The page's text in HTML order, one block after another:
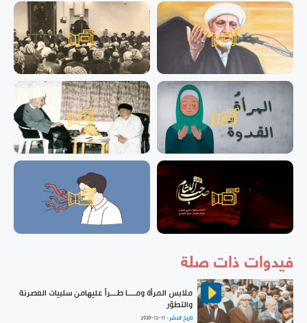
فيدوات ذات صلة
ملابس المرأة ومــــا طـــرأ عليهامن سلبيات العصرنة
والتطوّر
تاريخ النشر : 2020-12-11